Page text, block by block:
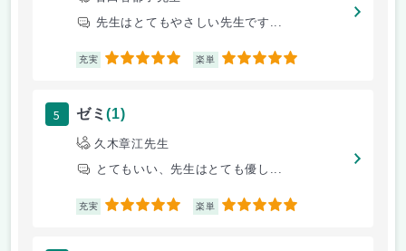
先生はとてもやさしい先生です...
充実 5 楽単 5
5 ゼミ(1)
久木章江先生
とてもいい、先生はとても優し...
充実 5 楽単 5